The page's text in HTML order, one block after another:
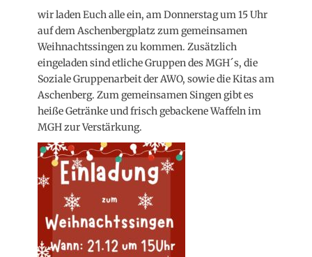
wir laden Euch alle ein, am Donnerstag um 15 Uhr
auf dem Aschenbergplatz zum gemeinsamen
Weihnachtssingen zu kommen. Zusätzlich
eingeladen sind etliche Gruppen des MGH´s, die
Soziale Gruppenarbeit der AWO, sowie die Kitas am
Aschenberg. Zum gemeinsamen Singen gibt es
heiße Getränke und frisch gebackene Waffeln im
MGH zur Verstärkung.